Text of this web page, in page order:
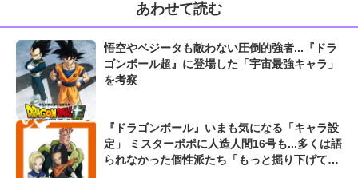
あわせて読む
悟空やベジータも敵わない圧倒的強者...『ドラ
ゴンボール超』に登場した「宇宙最強キャラ」
を考察
『ドラゴンボール』いまも気になる「キャラ設
定」 ミスターポポに人造人間16号も...多くは語
られなかった個性派たち「もっと掘り下げてほ